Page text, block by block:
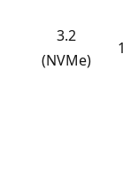
3.2
(NVMe)